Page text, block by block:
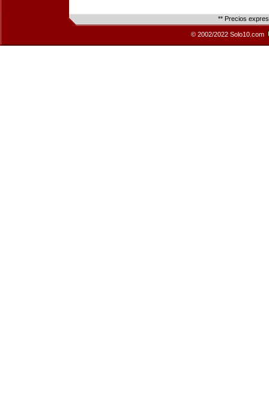
** Precios
© 2002/2022 Solo10.com